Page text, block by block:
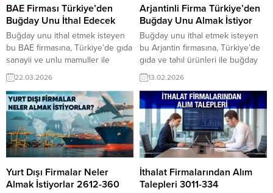
ulaşabilirsiniz. İletişim: 444 23 99
–...
BAE Firması Türkiye’den
Buğday Unu İthal Edecek
Buğday unu ithal etmek isteyen
bu BAE firmasına, Türkiye’de gıda
sanayii ve unlu mamuller ile
buğday unu üreticisi veya
tedarikçisi olan ihracatçı firmalar
teklif sunabilirler. Yeni bir ihracat
pazarı fırsatı olan bu alım ilanının
iletişim bilgilerine TurkishExporter
VIP üyeleri ile TE üyelik kredisi
sahibi ihracat şirketleri
erişebilmektedir. ➤ Bu ithalat...
22.03.2026
Arjantinli Firma Türkiye’den
Buğday Unu Almak İstiyor
Buğday unu ithal etmek isteyen
bu Arjantin firmasına, Türkiye’de
gıda ve tahıl ürünleri ile buğday
unu üreticisi veya tedarikçisi olan
ihracatçı firmalar teklif sunabilirler.
Yeni bir ihracat pazarı fırsatı olan
bu alım ilanının iletişim bilgilerine
TurkishExporter VIP üyeleri ile TE
üyelik kredisi sahibi ihracat
şirketleri erişebilmektedir. ➤ Bu
ithalat alım...
13.02.2026
Yurt Dışı Firmalar Neler
Almak İstiyorlar 2612-360
İthalat Firmalarından Alım
Talepleri 3011-334